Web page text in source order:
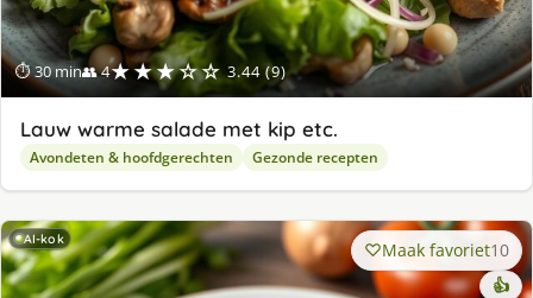
⏱ 30 min👥 4★★★☆☆ 3.44 (9)
Lauw warme salade met kip etc.
Avondeten & hoofdgerechten Gezonde recepten
AI-kok Maak favoriet10
👍